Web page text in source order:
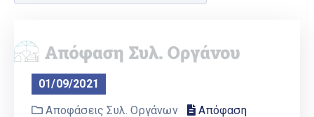
01/09/2021
Αποφάσεις Συλ. Οργάνων
Απόφαση